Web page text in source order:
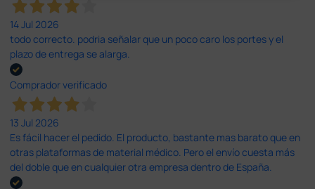
14 Jul 2026
todo correcto. podria señalar que un poco caro los portes y el
plazo de entrega se alarga.
Comprador verificado
13 Jul 2026
Es fácil hacer el pedido. El producto, bastante mas barato que en
otras plataformas de material médico. Pero el envío cuesta más
del doble que en cualquier otra empresa dentro de España.